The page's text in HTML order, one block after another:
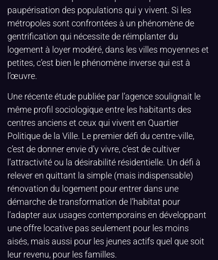
paupérisation des populations qui y vivent. Si les
métropoles sont confrontées à un phénomène de
gentrification qui nécessite de réimplanter du
logement à loyer modéré, dans les villes moyennes et
petites, c’est bien le phénomène inverse qui est à
l’œuvre.
Une récente étude publiée par l’agence soulignait le
même profil sociologique entre les habitants des
centres anciens et ceux qui vivent en Quartier
Politique de la Ville. Le premier défi du centre-ville,
c’est de donner envie d’y vivre, c’est de cultiver
l’attractivité ou la désirabilité résidentielle. Un défi à
relever en quittant la simple (mais indispensable)
rénovation du logement pour entrer dans une
démarche de transformation de l’habitat pour
l’adapter aux usages contemporains en développant
une offre locative pas seulement pour les moins
aisés, mais aussi pour les jeunes actifs quel que soit
leur revenu, pour les familles.